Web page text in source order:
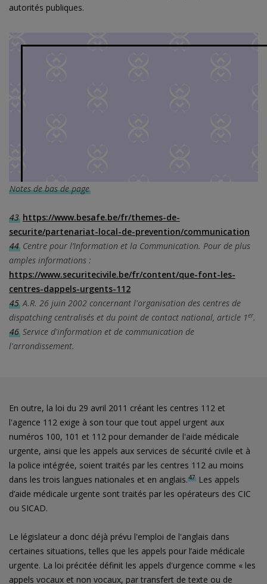
autorités publiques.
Notes de bas de page
43 https://www.besafe.be/fr/themes-de-
securite/partenariat-local-de-prevention/communication
44 Centre pour l’Information et la Communication. Pour de plus
amples informations :
https://www.securitecivile.be/fr/content/que-font-les-
centres-dappels-urgents-112
45 A.R. 26 juin 2002 concernant l'organisation des centres de
dispatching centralisés et du point de contact national, article 1er.
46 Service d'information et de communication de
l'arrondissement.
En outre, la loi du 29 avril 2011 créant les centres 112 et
l'agence 112 exige à son tour que tout appel urgent aux
numéros 100, 101 et 112 pour demander de l'aide médicale
urgente, ainsi que les appels aux services de sécurité civile et à
la police intégrée, soient traités par les centres 112 au moins
dans les trois langues nationales et en anglais.47 Les appels
d’aide médicale urgente sont traités par les opérateurs des CIC
ou SICAD.
Le législateur a donc déjà prévu l'emploi de l'anglais dans
certaines situations, telles que les appels pour l’aide médicale
urgente. La loi précitée définit les appels d'urgence comme « les
appels vocaux et non vocaux, par transfert de texte ou de